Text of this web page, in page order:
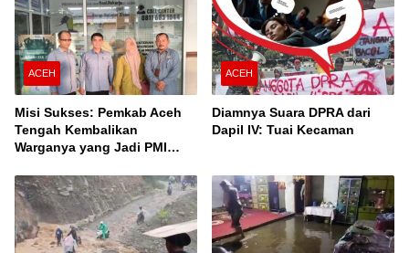
ACEH
Misi Sukses: Pemkab Aceh
Tengah Kembalikan
Warganya yang Jadi PMI
ACEH
Diamnya Suara DPRA dari
Dapil IV: Tuai Kecaman